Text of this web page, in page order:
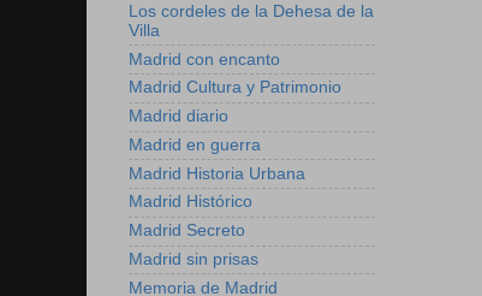
Los cordeles de la Dehesa de la
Villa
Madrid con encanto
Madrid Cultura y Patrimonio
Madrid diario
Madrid en guerra
Madrid Historia Urbana
Madrid Histórico
Madrid Secreto
Madrid sin prisas
Memoria de Madrid